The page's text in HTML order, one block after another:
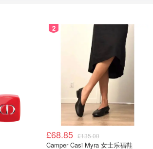
2
£68.85 £135.00
Camper Casi Myra 女士乐福鞋